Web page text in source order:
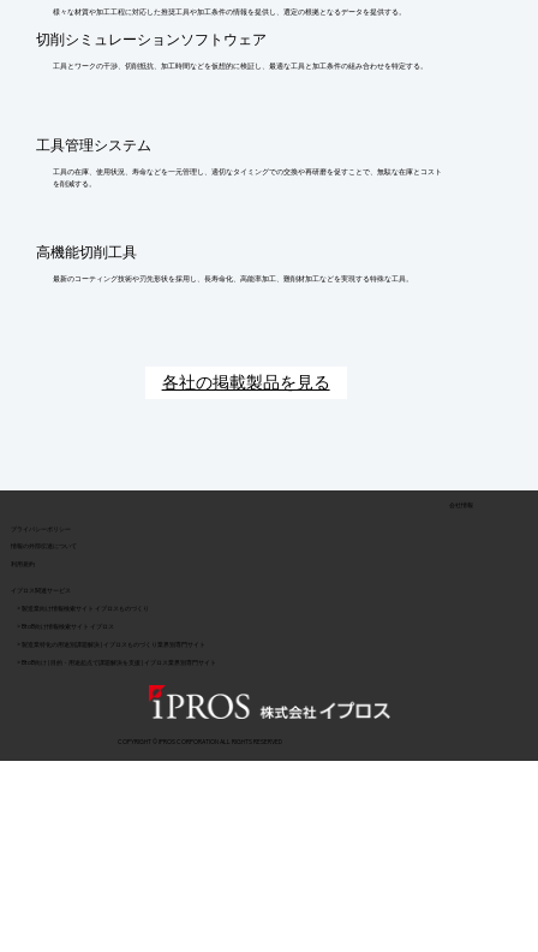
様々な材質や加工工程に対応した推奨工具や加工条件の情報を提供し、選定の根拠となるデータを提供する。
切削シミュレーションソフトウェア
工具とワークの干渉、切削抵抗、加工時間などを仮想的に検証し、最適な工具と加工条件の組み合わせを特定する。
工具管理システム
工具の在庫、使用状況、寿命などを一元管理し、適切なタイミングでの交換や再研磨を促すことで、無駄な在庫とコスト
を削減する。
高機能切削工具
最新のコーティング技術や刃先形状を採用し、長寿命化、高能率加工、難削材加工などを実現する特殊な工具。
各社の掲載製品を見る
​情報の外部伝達について
会社情報
COPYRIGHT © IPROS CORPORATION ALL RIGHTS RESERVED
イプロス関連サービス
> 製造業向け情報検索サイト イプロスものづくり
> BtoB向け | 目的・用途起点で課題解決を支援 | イプロス業界別専門サイト
> BtoB向け情報検索サイト イプロス
> 製造業特化の用途別課題解決 | イプロスものづくり業界別専門サイト